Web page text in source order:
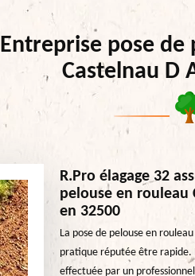
Entreprise pose de
Castelnau D
R.Pro élagage 32
pelouse en rouleau
en 32500
La pose de pelouse en
pratique réputée être
effectuée par un